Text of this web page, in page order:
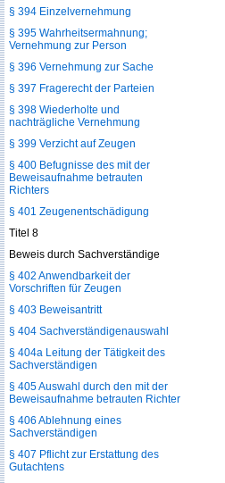
§ 394 Einzelvernehmung
§ 395 Wahrheitsermahnung;
Vernehmung zur Person
§ 396 Vernehmung zur Sache
§ 397 Fragerecht der Parteien
§ 398 Wiederholte und
nachträgliche Vernehmung
§ 399 Verzicht auf Zeugen
§ 400 Befugnisse des mit der
Beweisaufnahme betrauten
Richters
§ 401 Zeugenentschädigung
Titel 8
Beweis durch Sachverständige
§ 402 Anwendbarkeit der
Vorschriften für Zeugen
§ 403 Beweisantritt
§ 404 Sachverständigenauswahl
§ 404a Leitung der Tätigkeit des
Sachverständigen
§ 405 Auswahl durch den mit der
Beweisaufnahme betrauten Richter
§ 406 Ablehnung eines
Sachverständigen
§ 407 Pflicht zur Erstattung des
Gutachtens